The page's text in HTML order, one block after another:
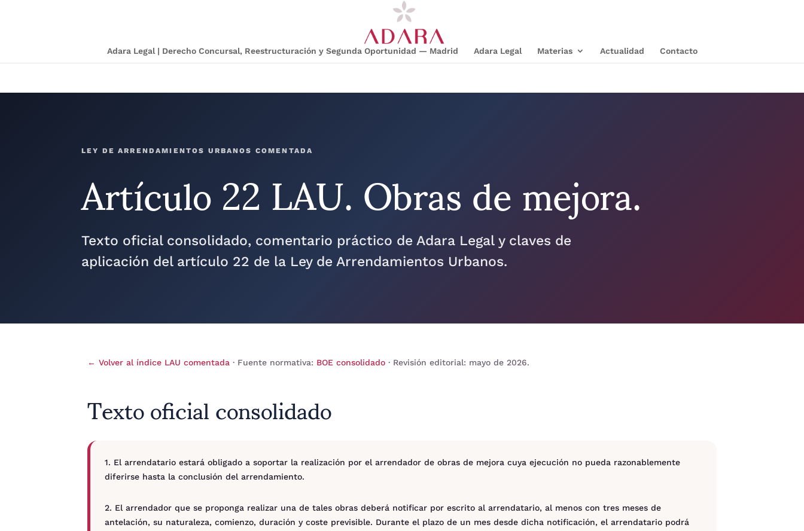
Adara Legal | Derecho Concursal, Reestructuración y Segunda Oportunidad — Madrid Adara Legal Materias Actualidad Contacto
LEY DE ARRENDAMIENTOS URBANOS COMENTADA
Artículo 22 LAU. Obras de mejora.
Texto oficial consolidado, comentario práctico de Adara Legal y claves de
aplicación del artículo 22 de la Ley de Arrendamientos Urbanos.
← Volver al índice LAU comentada · Fuente normativa: BOE consolidado · Revisión editorial: mayo de 2026.
Texto oficial consolidado
1. El arrendatario estará obligado a soportar la realización por el arrendador de obras de mejora cuya ejecución no pueda razonablemente
diferirse hasta la conclusión del arrendamiento.
2. El arrendador que se proponga realizar una de tales obras deberá notificar por escrito al arrendatario, al menos con tres meses de
antelación, su naturaleza, comienzo, duración y coste previsible. Durante el plazo de un mes desde dicha notificación, el arrendatario podrá